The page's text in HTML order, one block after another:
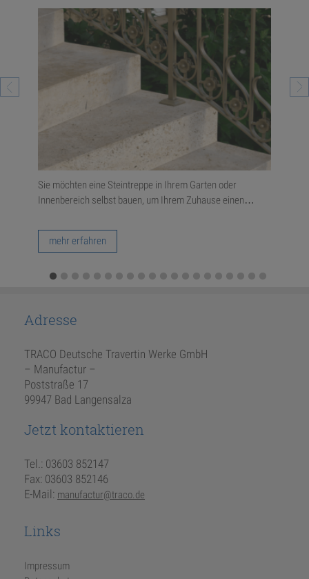
Sie möchten eine Steintreppe in Ihrem Garten oder
Innenbereich selbst bauen, um Ihrem Zuhause einen…
mehr erfahren
Adresse
TRACO Deutsche Travertin Werke GmbH
– Manufactur –
Poststraße 17
99947 Bad Langensalza
Jetzt kontaktieren
Tel.: 03603 852147
Fax: 03603 852146
E-Mail: manufactur@traco.de
Links
Impressum